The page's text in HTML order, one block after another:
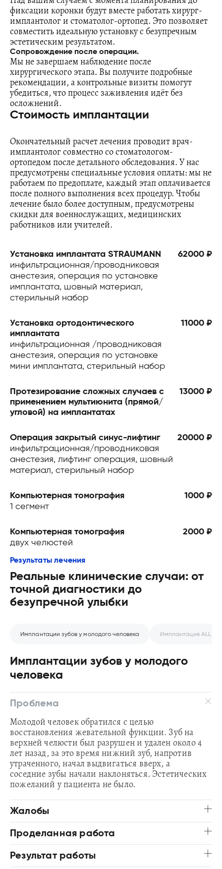
фиксации коронки будут вместе работать хирург-
имплантолог и стоматолог-ортопед. Это позволяет
совместить идеальную установку с безупречным
эстетическим результатом.
Сопровождение после операции.
Мы не завершаем наблюдение после
хирургического этапа. Вы получите подробные
рекомендации, а контрольные визиты помогут
убедиться, что процесс заживления идёт без
осложнений.
Стоимость имплантации
Окончательный расчет лечения проводит врач-
имплантолог совместно со стоматологом-
ортопедом после детального обследования. У нас
предусмотрены специальные условия оплаты: мы не
работаем по предоплате, каждый этап оплачивается
после полного выполнения всех процедур. Чтобы
лечение было более доступным, предусмотрены
скидки для военнослужащих, медицинских
работников или учителей.
Установка имплантата STRAUMANN
инфильтрационная/проводниковая
анестезия, операция по установке
имплантата, шовный материал,
стерильный набор
62000 ₽
Установка ортодонтического
имплантата
инфильтрационная /проводниковая
анестезия, операция по установке
мини имплантата, стерильный набор
11000 ₽
Протезирование сложных случаев с
применением мультиюнита (прямой/
угловой) на имплантатах
13000 ₽
Операция закрытый синус-лифтинг
инфильтрационная/проводниковая
анестезия, лифтинг операция, шовный
материал, стерильный набор
20000 ₽
Компьютерная томография
1 сегмент
1000 ₽
Компьютерная томография
двух челюстей
2000 ₽
Результаты лечения
Реальные клинические случаи: от
точной диагностики до
безупречной улыбки
Имплантации зубов у молодого человека Имплантация ALL
Имплантации зубов у молодого
человека
Проблема
Молодой человек обратился с целью
восстановления жевательной функции. Зуб на
верхней челюсти был разрушен и удален около 4
лет назад, за это время нижний зуб, напротив
утраченного, начал выдвигаться вверх, а
соседние зубы начали наклоняться. Эстетических
пожеланий у пациента не было.
Жалобы
Проделанная работа
Результат работы